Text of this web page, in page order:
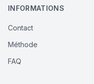
INFORMATIONS
Contact
Méthode
FAQ